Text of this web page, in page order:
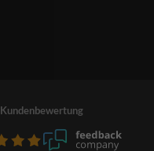
Kundenbewertung